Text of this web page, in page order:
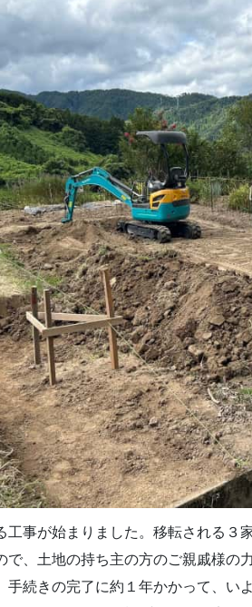
工事が始まりました。移転される３
で、土地の持ち主の方のご親戚様の
手続きの完了に約１年かかって、い